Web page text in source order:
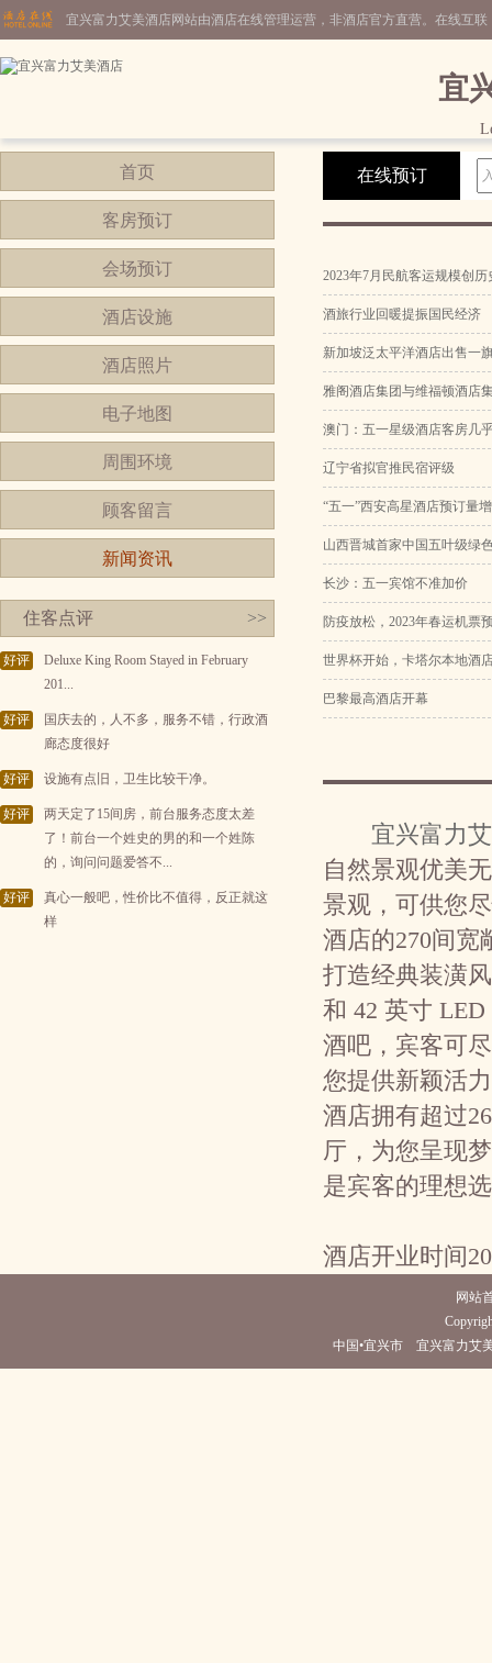
宜兴富力艾美酒店网站由酒店在线管理运营，非酒店官方直营。在线互
宜
首页
客房预订
会场预订
酒店设施
酒店照片
电子地图
周围环境
顾客留言
新闻资讯
住客点评 >>
好评
Deluxe King Room Stayed in February
201...
好评
国庆去的，人不多，服务不错，行政酒
廊态度很好
好评 设施有点旧，卫生比较干净。
好评
两天定了15间房，前台服务态度太差
了！前台一个姓史的男的和一个姓陈
的，询问问题爱答不...
好评
真心一般吧，性价比不值得，反正就这
样
在线预订
2023年7月民航客运规模创历
酒旅行业回暖提振国民经济
新加坡泛太平洋酒店出售一
雅阁酒店集团与维福顿酒店
澳门：五一星级酒店客房几
辽宁省拟官推民宿评级
“五一”西安高星酒店预订量
山西晋城首家中国五叶级绿
长沙：五一宾馆不准加价
防疫放松，2023年春运机票
世界杯开始，卡塔尔本地酒
巴黎最高酒店开幕
宜兴富力
自然景观优美
景观，可供您
酒店的270间宽
打造经典装潢
和 42 英寸
酒吧，宾客可
您提供新颖活
酒店拥有超过
厅，为您呈现
是宾客的理想
酒店开业时间
网站
中国•宜兴市 宜兴富力艾